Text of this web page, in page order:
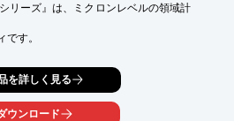
リーズ』は、ミクロンレベルの領域計
す。
ズがミクロンレベルになると通常とは
1つ1つ補正し、複雑なキャリブレーシ
を詳しく見る
ウンロード